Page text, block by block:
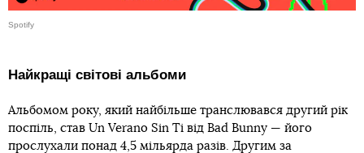
Spotify
Найкращі світові альбоми
Альбомом року, який найбільше транслювався другий рік
поспіль, став Un Verano Sin Ti від Bad Bunny — його
прослухали понад 4,5 мільярда разів. Другим за